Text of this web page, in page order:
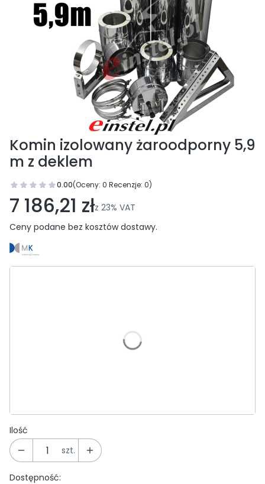
Komin izolowany żaroodporny 5,9
m z deklem
0.00(Oceny: 0 Recenzje: 0)
Przejdź do sekcji Opinie
7 186,21 złz 23% VAT
Ceny podane bez kosztów dostawy.
Ilość
szt.
Dostępność: